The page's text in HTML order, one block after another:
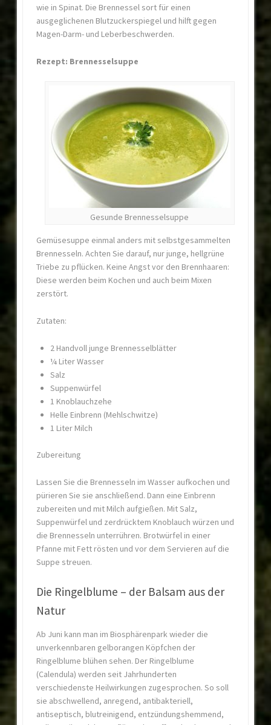
wie in Spinat. Die Brennessel sort für einen
ausgeglichenen Blutzuckerspiegel und hilft gegen
Magen-Darm- und Leberbeschwerden.
Rezept: Brennesselsuppe
Gesunde Brennesselsuppe
Gemüsesuppe einmal anders mit selbstgesammelten
Brennesseln. Achten Sie darauf, nur junge, hellgrüne
Triebe zu pflücken. Keine Angst vor den Brennhaaren:
Diese werden beim Kochen und auch beim Mixen
zerstört.
Zutaten:
2 Handvoll junge Brennesselblätter
¼ Liter Wasser
Salz
Suppenwürfel
1 Knoblauchzehe
Helle Einbrenn (Mehlschwitze)
1 Liter Milch
Zubereitung
Lassen Sie die Brennesseln im Wasser aufkochen und
pürieren Sie sie anschließend. Dann eine Einbrenn
zubereiten und mit Milch aufgießen. Mit Salz,
Suppenwürfel und zerdrücktem Knoblauch würzen und
die Brennesseln unterrühren. Brotwürfel in einer
Pfanne mit Fett rösten und vor dem Servieren auf die
Suppe streuen.
Die Ringelblume – der Balsam aus der
Natur
Ab Juni kann man im Biosphärenpark wieder die
unverkennbaren gelborangen Köpfchen der
Ringelblume blühen sehen. Der Ringelblume
(Calendula) werden seit Jahrhunderten
verschiedenste Heilwirkungen zugesprochen. So soll
sie abschwellend, anregend, antibakteriell,
antiseptisch, blutreinigend, entzündungshemmend,